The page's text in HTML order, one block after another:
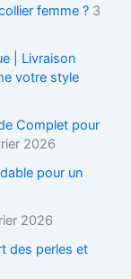
femme ? 3
| Livraison
votre style
Complet pour
2026
pour un
2026
des perles et